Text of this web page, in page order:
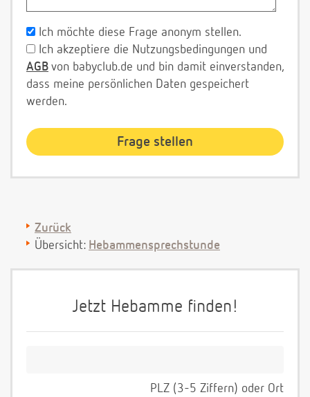
Ich möchte diese Frage anonym stellen.
Ich akzeptiere die Nutzungsbedingungen und
AGB von babyclub.de und bin damit einverstanden,
dass meine persönlichen Daten gespeichert
werden.
Zurück
Übersicht: Hebammensprechstunde
Jetzt Hebamme finden!
PLZ (3-5 Ziffern) oder Ort